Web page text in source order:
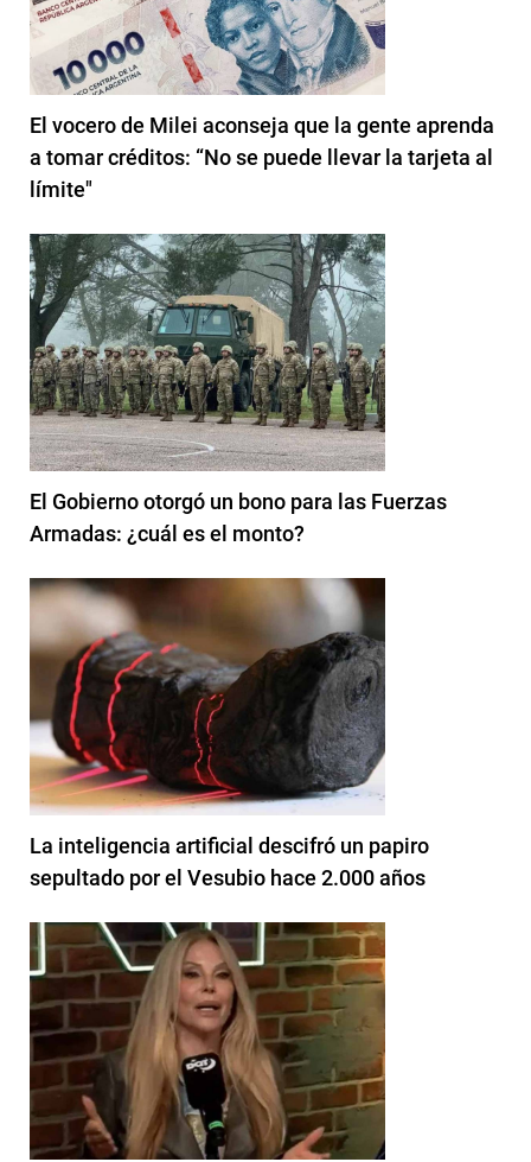
El vocero de Milei aconseja que la gente aprenda
a tomar créditos: “No se puede llevar la tarjeta al
límite"
El Gobierno otorgó un bono para las Fuerzas
Armadas: ¿cuál es el monto?
La inteligencia artificial descifró un papiro
sepultado por el Vesubio hace 2.000 años